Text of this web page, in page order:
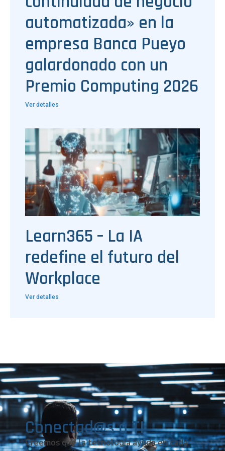
automatizada» en la
empresa Banca Pueyo
galardonado con un
Premio Computing 2026
Ver detalles
Learn365 – La IA
redefine el futuro del
Workplace
Ver detalles
Conectad@s a TI
Creemos que la tecnología ayuda en cada